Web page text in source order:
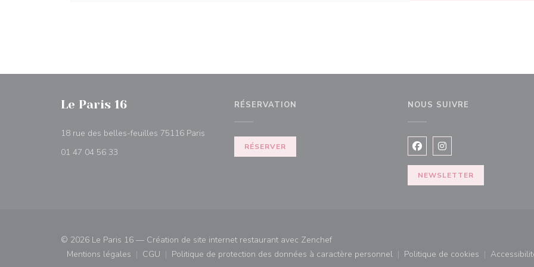
Le Paris 16
18 rue des belles-feuilles 75116 Paris
01 47 04 56 33
RÉSERVATION
RÉSERVER
NOUS SUIVRE
Facebook ((ouvre une
Instagram ((ouvre une
NEWSLETTER
© 2026 Le Paris 16 — Création de site internet restaurant avec Zenchef((ouvre une nouvelle fenêtre))
Mentions légales
((ouvre une nouvelle fenêtre))
CGU
((ouvre une nouvelle fenêtre))
Politique de protection des données à caractère personnel
((ouvre une nouvelle fenêtre))
Politique de cookies
((ouvre une nouvelle